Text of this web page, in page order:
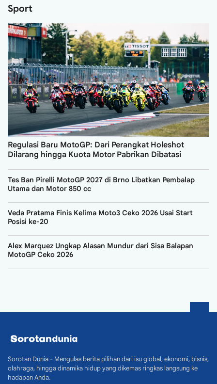
Sport
Regulasi Baru MotoGP: Dari Perangkat Holeshot
Dilarang hingga Kuota Motor Pabrikan Dibatasi
Tes Ban Pirelli MotoGP 2027 di Brno Libatkan Pembalap
Utama dan Motor 850 cc
Veda Pratama Finis Kelima Moto3 Ceko 2026 Usai Start
Posisi ke-20
Alex Marquez Ungkap Alasan Mundur dari Sisa Balapan
MotoGP Ceko 2026
Sorotan Dunia - Mengulas berita pilihan dari isu global, ekonomi, bisnis,
olahraga, hingga dinamika hidup yang dikemas ringkas langsung ke
hadapan Anda.